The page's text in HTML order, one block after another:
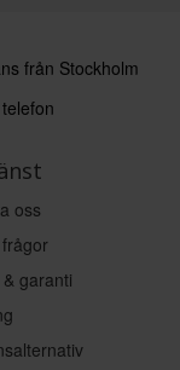
från Stockholm
oss
garanti